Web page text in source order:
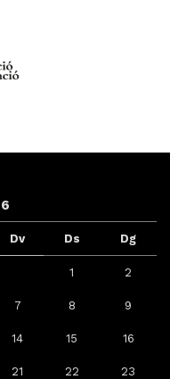
Dv Ds Dg
1 2
7 8 9
14 15 16
21 22 23